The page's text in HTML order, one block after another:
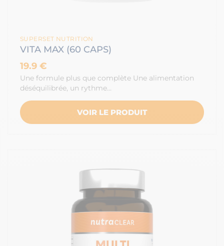
SUPERSET NUTRITION
VITA MAX (60 CAPS)
19.9 €
Une formule plus que complète Une alimentation
déséquilibrée, un rythme…
VOIR LE PRODUIT